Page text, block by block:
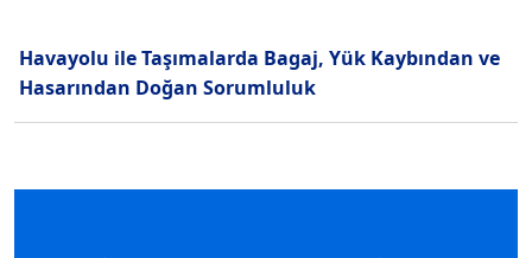
Havayolu ile Taşımalarda Bagaj, Yük Kaybından ve
Hasarından Doğan Sorumluluk